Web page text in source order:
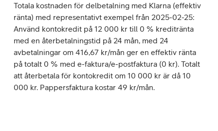
Totala kostnaden för delbetalning med Klarna (effektiv
ränta) med representativt exempel från 2025-02-25:
Använd kontokredit på 12 000 kr till 0 % kreditränta
med en återbetalningstid på 24 mån, med 24
avbetalningar om 416,67 kr/mån ger en effektiv ränta
på totalt 0 % med e-faktura/e-postfaktura (0 kr). Totalt
att återbetala för kontokredit om 10 000 kr är då 10
000 kr. Pappersfaktura kostar 49 kr/mån.